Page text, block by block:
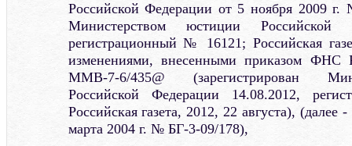
Российской Федерации от 5 ноября 2009 г.
Министерством юстиции Российской
регистрационный № 16121; Российская
изменениями, внесенными приказом ФНС
ММВ-7-6/435@ (зарегистрирован
Российской Федерации 14.08.2012,
Российская газета, 2012, 22 августа),
марта 2004 г. № БГ-3-09/178),